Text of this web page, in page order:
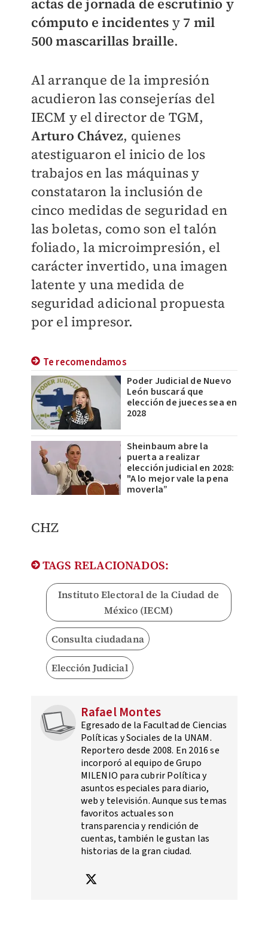
actas de jornada de escrutinio y
cómputo e incidentes y 7 mil
500 mascarillas braille.
Al arranque de la impresión
acudieron las consejerías del
IECM y el director de TGM,
Arturo Chávez, quienes
atestiguaron el inicio de los
trabajos en las máquinas y
constataron la inclusión de
cinco medidas de seguridad en
las boletas, como son el talón
foliado, la microimpresión, el
carácter invertido, una imagen
latente y una medida de
seguridad adicional propuesta
por el impresor.
Te recomendamos
Poder Judicial de Nuevo
León buscará que
elección de jueces sea en
2028
Sheinbaum abre la
puerta a realizar
elección judicial en 2028:
"A lo mejor vale la pena
moverla”
CHZ
TAGS RELACIONADOS:
Instituto Electoral de la Ciudad de
México (IECM)
Consulta ciudadana
Elección Judicial
Rafael Montes
Egresado de la Facultad de Ciencias
Políticas y Sociales de la UNAM.
Reportero desde 2008. En 2016 se
incorporó al equipo de Grupo
MILENIO para cubrir Política y
asuntos especiales para diario,
web y televisión. Aunque sus temas
favoritos actuales son
transparencia y rendición de
cuentas, también le gustan las
historias de la gran ciudad.